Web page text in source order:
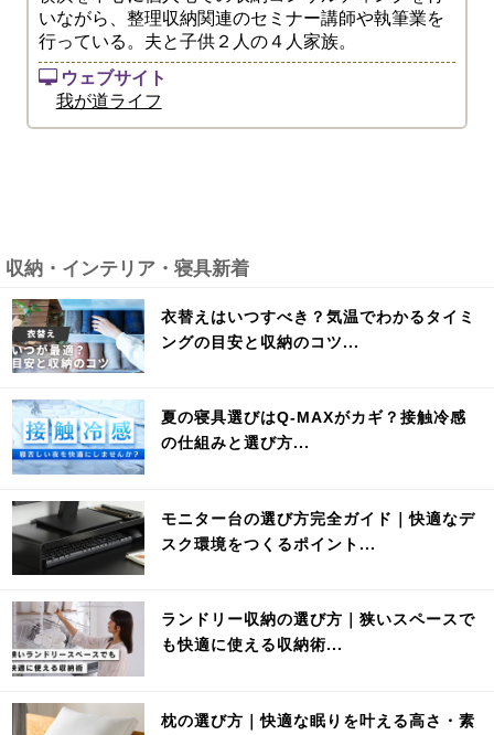
いながら、整理収納関連のセミナー講師や執筆業を
行っている。夫と子供２人の４人家族。
ウェブサイト
我が道ライフ
収納・インテリア・寝具新着
衣替えはいつすべき？気温でわかるタイミ
ングの目安と収納のコツ...
夏の寝具選びはQ-MAXがカギ？接触冷感
の仕組みと選び方...
モニター台の選び方完全ガイド｜快適なデ
スク環境をつくるポイント...
ランドリー収納の選び方｜狭いスペースで
も快適に使える収納術...
枕の選び方｜快適な眠りを叶える高さ・素